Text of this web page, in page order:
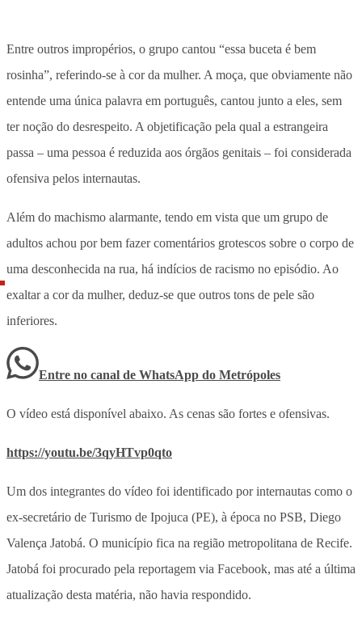
Entre outros impropérios, o grupo cantou “essa buceta é bem
rosinha”, referindo-se à cor da mulher. A moça, que obviamente não
entende uma única palavra em português, cantou junto a eles, sem
ter noção do desrespeito. A objetificação pela qual a estrangeira
passa – uma pessoa é reduzida aos órgãos genitais – foi considerada
ofensiva pelos internautas.
Além do machismo alarmante, tendo em vista que um grupo de
adultos achou por bem fazer comentários grotescos sobre o corpo de
uma desconhecida na rua, há indícios de racismo no episódio. Ao
exaltar a cor da mulher, deduz-se que outros tons de pele são
inferiores.
Entre no canal de WhatsApp do Metrópoles
O vídeo está disponível abaixo. As cenas são fortes e ofensivas.
https://youtu.be/3qyHTvp0qto
Um dos integrantes do vídeo foi identificado por internautas como o
ex-secretário de Turismo de Ipojuca (PE), à época no PSB, Diego
Valença Jatobá. O município fica na região metropolitana de Recife.
Jatobá foi procurado pela reportagem via Facebook, mas até a última
atualização desta matéria, não havia respondido.